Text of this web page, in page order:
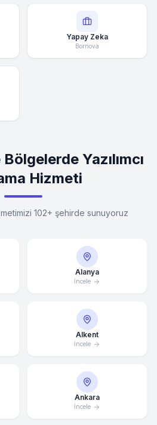
Yapay Zeka
Bornova
Yazılımcı
Hizmeti
102+ şehirde sunuyoruz
Alanya
İncele
Alkent
İncele
Ankara
İncele